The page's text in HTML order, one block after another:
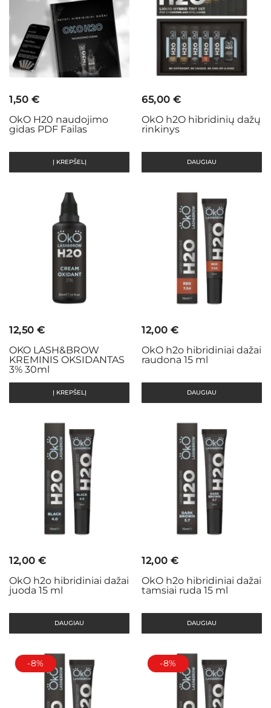
1,50 €
OkO H20 naudojimo
gidas PDF Failas
Į KREPŠELĮ
65,00 €
OkO h2O hibridinių dažų
rinkinys
DAUGIAU
12,50 €
OKO LASH&BROW
KREMINIS OKSIDANTAS
3% 30ml
Į KREPŠELĮ
12,00 €
OkO h2o hibridiniai dažai
raudona 15 ml
DAUGIAU
12,00 €
OkO h2o hibridiniai dažai
juoda 15 ml
DAUGIAU
12,00 €
OkO h2o hibridiniai dažai
tamsiai ruda 15 ml
DAUGIAU
-8% -8%